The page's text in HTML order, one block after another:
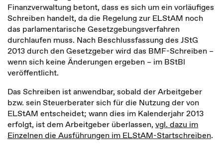
Finanzverwaltung betont, dass es sich um ein vorläufiges
Schreiben handelt, da die Regelung zur ELStAM noch
das parlamentarische Gesetzgebungsverfahren
durchlaufen muss. Nach Beschlussfassung des JStG
2013 durch den Gesetzgeber wird das BMF-Schreiben –
wenn sich keine Änderungen ergeben – im BStBl
veröffentlicht.
Das Schreiben ist anwendbar, sobald der Arbeitgeber
bzw. sein Steuerberater sich für die Nutzung der von
ELStAM entscheidet; wann dies im Kalenderjahr 2013
erfolgt, ist dem Arbeitgeber überlassen, vgl. dazu im
Einzelnen die Ausführungen im ELStAM-Startschreiben.